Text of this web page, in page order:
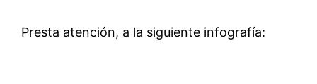
Presta atención, a la siguiente infografía: